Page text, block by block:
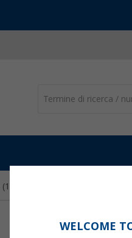
(11)
GAS ANGEBOTE
WELCOME